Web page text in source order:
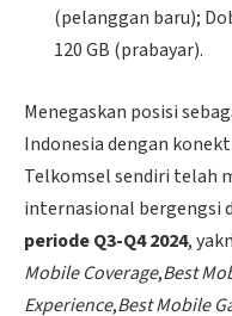
(pelanggan baru);
120 GB (prabayar).
Menegaskan posisi
Indonesia dengan
Telkomsel sendiri telah
internasional bergengsi
periode Q3-Q4 2024,
Mobile Coverage,Best
Experience,Best Mobile